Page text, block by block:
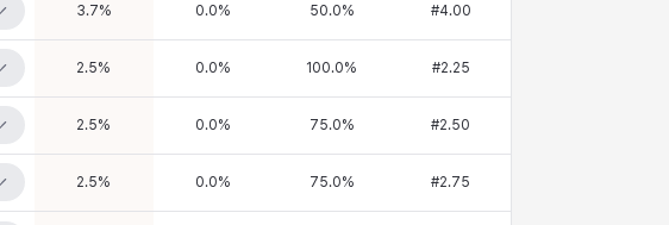
3.7% 0.0% 50.0% #4.00
2.5% 0.0% 100.0% #2.25
2.5% 0.0% 75.0% #2.50
2.5% 0.0% 75.0% #2.75